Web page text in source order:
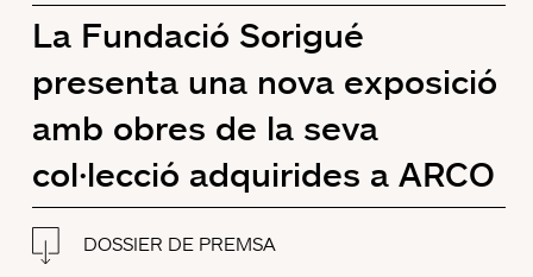
La Fundació Sorigué
presenta una nova exposició
amb obres de la seva
col·lecció adquirides a ARCO
DOSSIER DE PREMSA